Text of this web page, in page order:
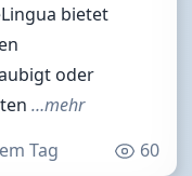
bietet
oder
…mehr
Tag 60